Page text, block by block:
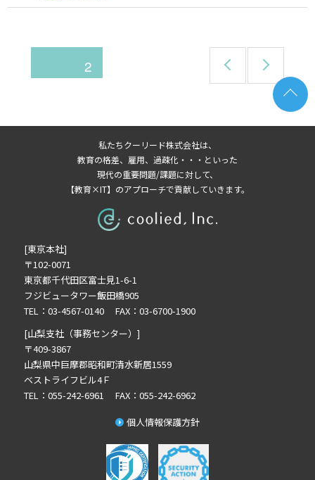
ー
シ
ョ
ン
前
のペ
ージ
2
次
のペ
ージ
私たちクーリード株式会社は、
教育の格差、雇用、過疎化・・・といった
現代の重要問題/課題に対して、
【教育×IT】のアプローチで貢献していきます。
[東京本社]
〒102-0071
東京都千代田区富士見1-6-1
フジビュータワー飯田橋905
TEL：03-4567-0140 FAX：03-6700-1900
[山梨支社（事務センター）]
〒409-3867
山梨県中巨摩郡昭和町清水新居1559
ベストライフビル4Ｆ
TEL：055-242-6961 FAX：055-242-6962
個人情報保護方針